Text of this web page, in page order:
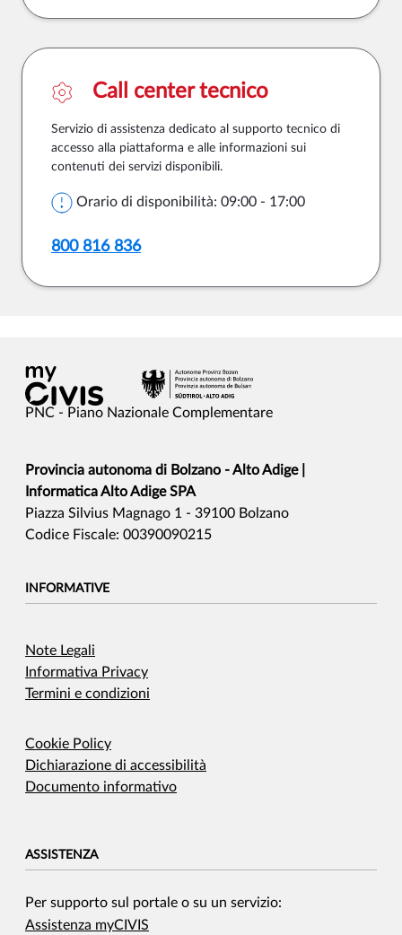
Call center tecnico
Servizio di assistenza dedicato al supporto tecnico di
accesso alla piattaforma e alle informazioni sui
contenuti dei servizi disponibili.
Orario di disponibilità: 09:00 - 17:00
800 816 836
PNC - Piano Nazionale Complementare
Provincia autonoma di Bolzano - Alto Adige |
Informatica Alto Adige SPA
Piazza Silvius Magnago 1 - 39100 Bolzano
Codice Fiscale: 00390090215
INFORMATIVE
Note Legali
Informativa Privacy
Termini e condizioni
Cookie Policy
Dichiarazione di accessibilità
Documento informativo
ASSISTENZA
Per supporto sul portale o su un servizio:
Assistenza myCIVIS